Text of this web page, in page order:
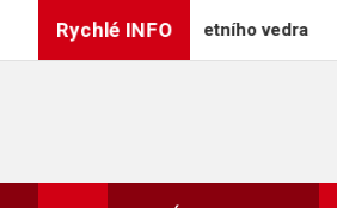
Rychlé INFO
ideální do letního vedra